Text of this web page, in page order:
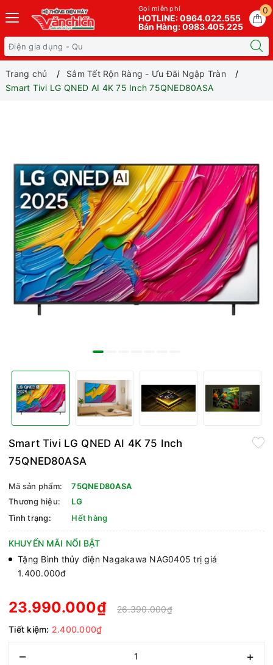
0
Gọi miễn phí
HOTLINE: 0964.022.555
Bán Hàng: 0983.405.225
Trang chủ
Sắm Tết Rộn Ràng - Ưu Đãi Ngập Tràn
Smart Tivi LG QNED AI 4K 75 Inch 75QNED80ASA
Smart Tivi LG QNED AI 4K 75 Inch
75QNED80ASA
Mã sản phẩm:
75QNED80ASA
Thương hiệu:
LG
Tình trạng:
Hết hàng
KHUYẾN MÃI NỔI BẬT
Tặng Bình thủy điện Nagakawa NAG0405 trị giá
1.400.000đ
23.990.000₫
26.390.000₫
Tiết kiệm: 2.400.000₫
– +